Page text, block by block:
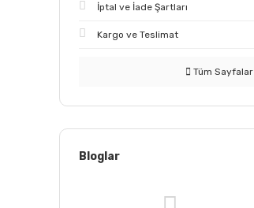
İptal ve İade Şartları
Kargo ve Teslimat
Tüm Sayfalar
Bloglar